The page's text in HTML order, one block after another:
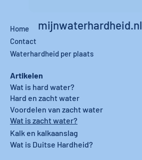
mijnwaterhardheid.nl
Home
Contact
Waterhardheid per plaats
Artikelen
Wat is hard water?
Hard en zacht water
Wat is zacht water?
Voordelen van zacht water
Kalk en kalkaanslag
Wat is Duitse Hardheid?